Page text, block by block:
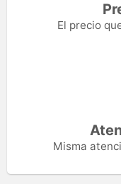
El precio
Misma